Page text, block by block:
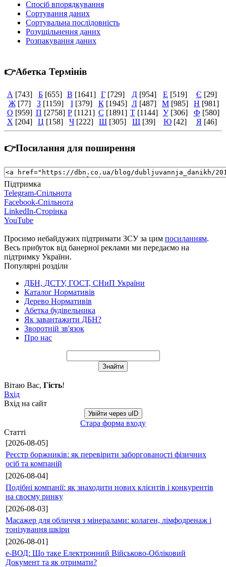
Спосіб впорядкування
Сортування даних
Сортувальна послідовність
Розущільнення даних
Розпакування даних
👉Абетка Термінів
А [743] Б [655] В [1641] Г [729] Д [954] Е [519] Є [29]
Ж [77] З [1159] І [379] К [1945] Л [487] М [985] Н [981]
О [959] П [2758] Р [1121] С [1891] Т [1144] У [306] Ф [580]
Х [204] Ц [158] Ч [222] Ш [305] Щ [39] Ю [42] Я [46]
👉Посилання для поширення
Підтримка
Telegram-Спільнота
Facebook-Спільнота
LinkedIn-Сторінка
YouTube
Просимо небайдужих підтримати ЗСУ за цим посиланням.
Весь прибуток від банерної реклами ми передаємо на
підтримку України.
Популярні розділи
ДБН, ДСТУ, ГОСТ, СНиП України
Каталог Нормативів
Дерево Нормативів
Абетка будівельника
Як завантажити ДБН?
Зворотній зв'язок
Про нас
Вітаю Вас, Гість!
Вхід
Вхід на сайт
Увійти через uID
Стара форма входу
Статті
[2026-08-05]
Реєстр боржників: як перевірити заборгованості фізичних
осіб та компаній
[2026-08-04]
Подібні компанії: як знаходити нових клієнтів і конкурентів
на своєму ринку
[2026-08-03]
Масажер для обличчя з мінералами: колаген, лімфодренаж і
тонізування шкіри
[2026-08-01]
е-ВОД: Що таке Електронний Військово-Обліковий
Документ та як отримати?